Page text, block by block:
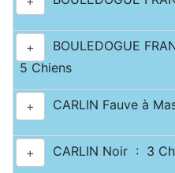
+
BOULEDOGUE
5 Chiens
+ CARLIN Fauve à
+ CARLIN Noir : 3